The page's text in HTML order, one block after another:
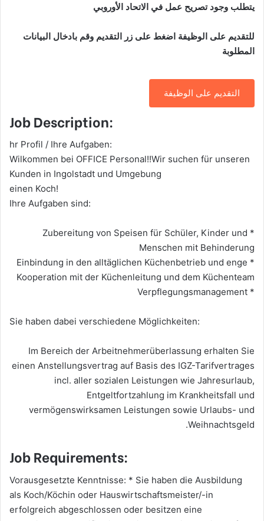
يتطلب وجود تصريح عمل في الاتحاد الأوروبي
للتقديم على الوظيفة اضغط على زر التقديم وقم بادخال البيانات
المطلوبة
التقديم على الوظيفة
Job Description:
hr Profil / Ihre Aufgaben:
Wilkommen bei OFFICE Personal!!Wir suchen für unseren
Kunden in Ingolstadt und Umgebung
einen Koch!
Ihre Aufgaben sind:
* Zubereitung von Speisen für Schüler, Kinder und
Menschen mit Behinderung
* Einbindung in den alltäglichen Küchenbetrieb und enge
Kooperation mit der Küchenleitung und dem Küchenteam
* Verpflegungsmanagement
Sie haben dabei verschiedene Möglichkeiten:
Im Bereich der Arbeitnehmerüberlassung erhalten Sie
einen Anstellungsvertrag auf Basis des IGZ-Tarifvertrages
incl. aller sozialen Leistungen wie Jahresurlaub,
Entgeltfortzahlung im Krankheitsfall und
vermögenswirksamen Leistungen sowie Urlaubs- und
Weihnachtsgeld.
Job Requirements:
Vorausgesetzte Kenntnisse: * Sie haben die Ausbildung
als Koch/Köchin oder Hauswirtschaftsmeister/-in
erfolgreich abgeschlossen oder besitzen eine